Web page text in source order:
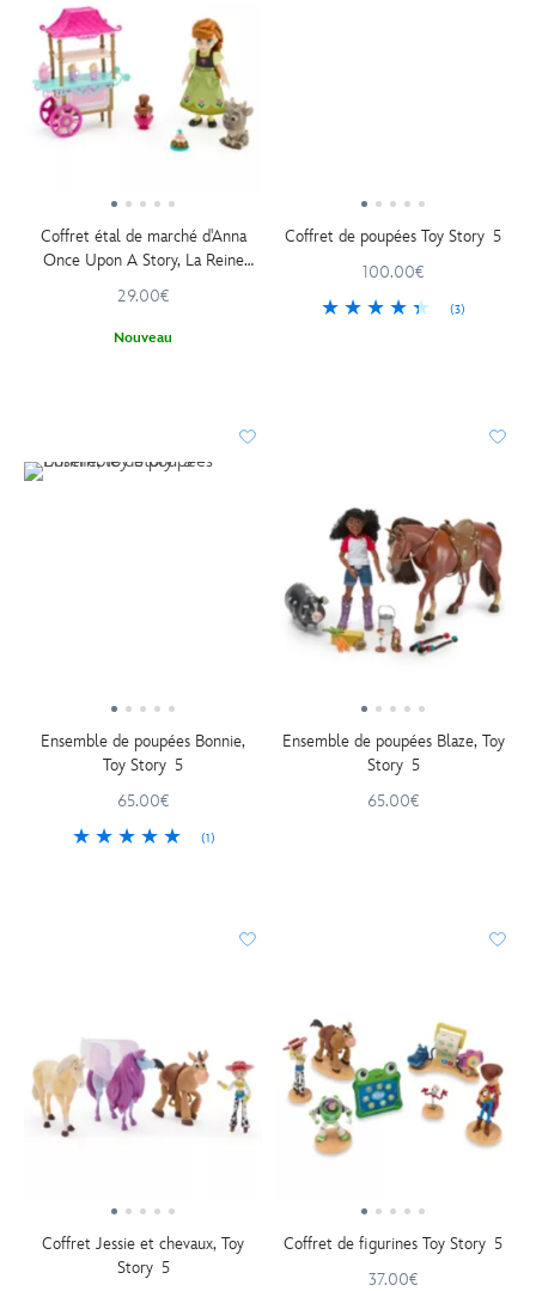
Coffret étal de marché d'Anna
Once Upon A Story, La Reine
29.00€
Nouveau
Coffret de poupées Toy Story 5
100.00€
(3)
Ensemble de poupées Bonnie,
Toy Story 5
65.00€
(1)
Ensemble de poupées Blaze, Toy
Story 5
65.00€
Coffret Jessie et chevaux, Toy
Story 5
Coffret de figurines Toy Story 5
37.00€